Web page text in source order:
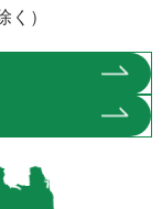
く）